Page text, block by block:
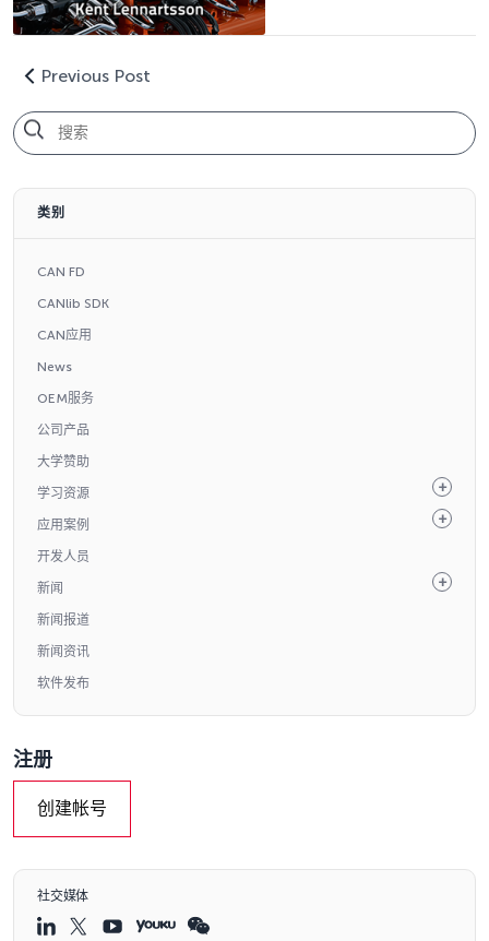
Previous Post
类别
CAN FD
CANlib SDK
CAN应用
News
OEM服务
公司产品
大学赞助
学习资源
应用案例
开发人员
新闻
新闻报道
新闻资讯
软件发布
注册
创建帐号
社交媒体